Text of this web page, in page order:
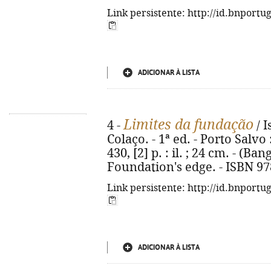
Link persistente: http://
ADICIONAR À LISTA
4 -Limites da fundação /
Colaço. - 1ª ed. - Porto
430, [2] p. : il. ; 24 cm. -
Foundation's edge. - ISBN
Link persistente: http://
ADICIONAR À LISTA